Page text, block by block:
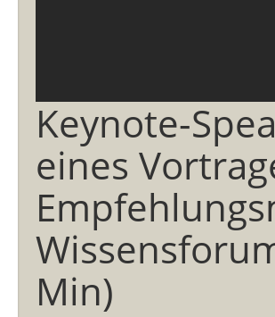
Keynote-
eines
Min)